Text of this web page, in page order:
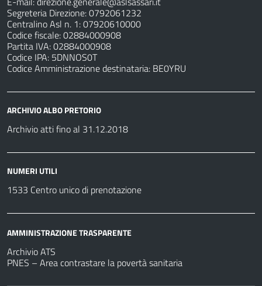
Segreteria Direzione: 0792061232
Centralino Asl n. 1: 07920610000
Codice fiscale: 02884000908
Partita IVA: 02884000908
Codice IPA: 5DNNOS0T
Codice Amministrazione destinataria: BE0YRU
ARCHIVIO ALBO PRETORIO
Archivio atti fino al 31.12.2018
NUMERI UTILI
1533 Centro unico di prenotazione
AMMINISTRAZIONE TRASPARENTE
Archivio ATS
PNES – Area contrastare la povertà sanitaria